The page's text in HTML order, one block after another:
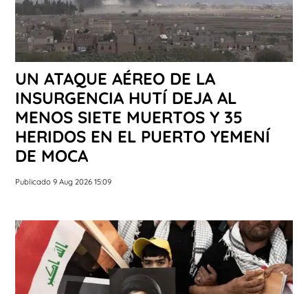
UN ATAQUE AÉREO DE LA
INSURGENCIA HUTÍ DEJA AL
MENOS SIETE MUERTOS Y 35
HERIDOS EN EL PUERTO YEMENÍ
DE MOCA
Publicado 9 Aug 2026 15:09